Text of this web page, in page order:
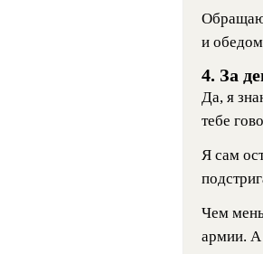
Обращаю
и
4. За
Да, я
тебе
Я сам
Чем
армии. А